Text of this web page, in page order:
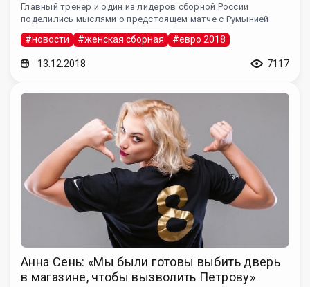
Главный тренер и один из лидеров сборной России
поделились мыслями о предстоящем матче с Румынией
#новости #женская сборная #евро 2018
13.12.2018 7117
Анна Сень: «Мы были готовы выбить дверь
в магазине, чтобы вызволить Петрову»